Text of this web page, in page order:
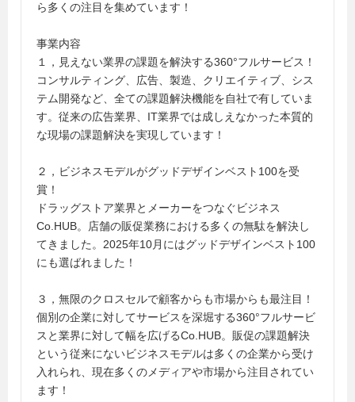
ら多くの注目を集めています！
事業内容
１，見えない業界の課題を解決する360°フルサービス！
コンサルティング、広告、製造、クリエイティブ、シス
テム開発など、全ての課題解決機能を自社で有していま
す。従来の広告業界、IT業界では成しえなかった本質的
な現場の課題解決を実現しています！
２，ビジネスモデルがグッドデザインベスト100を受
賞！
ドラッグストア業界とメーカーをつなぐビジネス
Co.HUB。店舗の販促業務における多くの無駄を解決し
てきました。2025年10月にはグッドデザインベスト100
にも選ばれました！
３，無限のクロスセルで顧客からも市場からも最注目！
個別の企業に対してサービスを深堀する360°フルサービ
スと業界に対して幅を広げるCo.HUB。販促の課題解決
という従来にないビジネスモデルは多くの企業から受け
入れられ、現在多くのメディアや市場から注目されてい
ます！